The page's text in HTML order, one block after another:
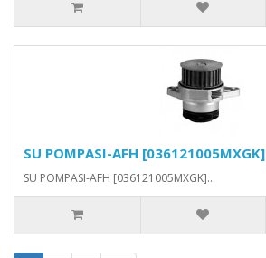
SU POMPASI-AFH [036121005MXGK]
SU POMPASI-AFH [036121005MXGK]..